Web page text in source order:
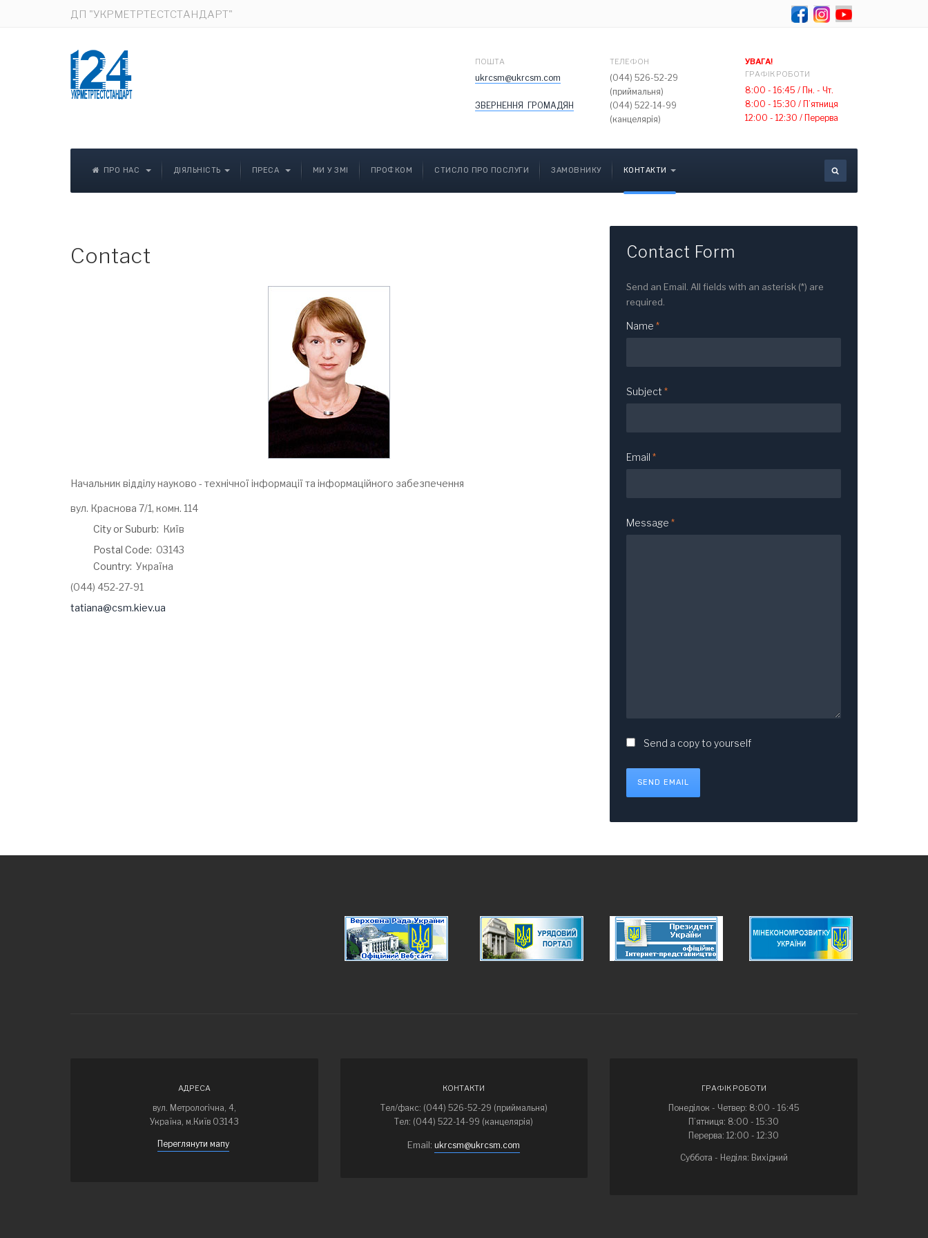
ДП "УКРМЕТРТЕСТСТАНДАРТ"
ПОШТА
ukrcsm@ukrcsm.com
ЗВЕРНЕННЯ ГРОМАДЯН
ТЕЛЕФОН
(044) 526-52-29
(приймальня)
(044) 522-14-99
(канцелярія)
УВАГА!
ГРАФІК РОБОТИ
8:00 - 16:45 / Пн. - Чт.
8:00 - 15:30 / П’ятниця
12:00 - 12:30 / Перерва
ПРО НАС ДІЯЛЬНІСТЬ ПРЕСА МИ У ЗМІ ПРОФКОМ СТИСЛО ПРО ПОСЛУГИ ЗАМОВНИКУ КОНТАКТИ
Contact
Начальник відділу науково - технічної інформації та інформаційного забезпечення
Address:
вул. Краснова 7/1, комн. 114
City or Suburb: Київ
Postal Code: 03143
Country: Україна
Phone:
(044) 452-27-91
Email:
tatiana@csm.kiev.ua
Contact Form
Send an Email. All fields with an asterisk (*) are
required.
Name *
Subject *
Email *
Message *
Send a copy to yourself
SEND EMAIL
АДРЕСА
вул. Метрологічна, 4,
Україна, м.Київ 03143
Переглянути мапу
КОНТАКТИ
Тел/факс: (044) 526-52-29 (приймальня)
Тел: (044) 522-14-99 (канцелярія)
Email:ukrcsm@ukrcsm.com
ГРАФІК РОБОТИ
Понеділок - Четвер: 8:00 - 16:45
П’ятниця: 8:00 - 15:30
Перерва: 12:00 - 12:30
Суббота - Неділя: Вихідний